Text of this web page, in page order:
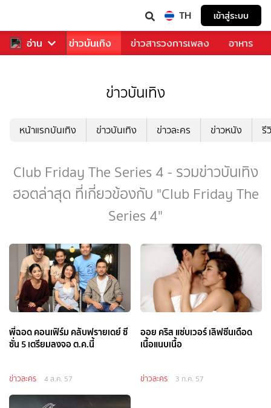
TH เข้าสู่ระบบ
อ่าน
ฬา ข่าว ข่าวบันเทิง ข่าวสารวงการเพลง อาหาร
ข่าวบันเทิง
หน้าแรกบันเทิง ข่าวบันเทิง ข่าวละคร ข่าวหนัง รี
Club Friday The Series 4 - รวมข่าวบันเทิง
ฮอตล่าสุด ที่เกี่ยวข้องกับ "Club Friday The
Series 4"
พี่ฉอด คอนเฟิร์ม คลับฟรายเดย์ ซี
ซั่น 5 เตรียมลงจอ ต.ค.นี้
ข่าวละคร 4 ส.ค. 57
ออย คริส แซ่บเวอร์ เลิฟซีนเดือด
เนื้อแนบเนื้อ
ข่าวละคร 3 ก.ค. 57